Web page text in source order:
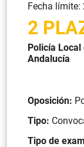
Fecha
2
Policía Local
Andalucía
Oposición:
Tipo:
Tipo de